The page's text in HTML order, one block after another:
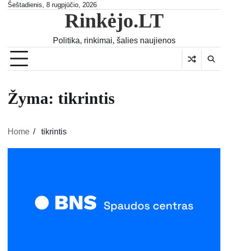
SkipŠeštadienis, 8 rugpjūčio, 2026
Rinkėjo.LT
Politika, rinkimai, šalies naujienos
Žyma: tikrintis
Home tikrintis